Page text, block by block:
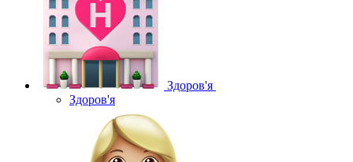
Здоров'я
Здоров'я